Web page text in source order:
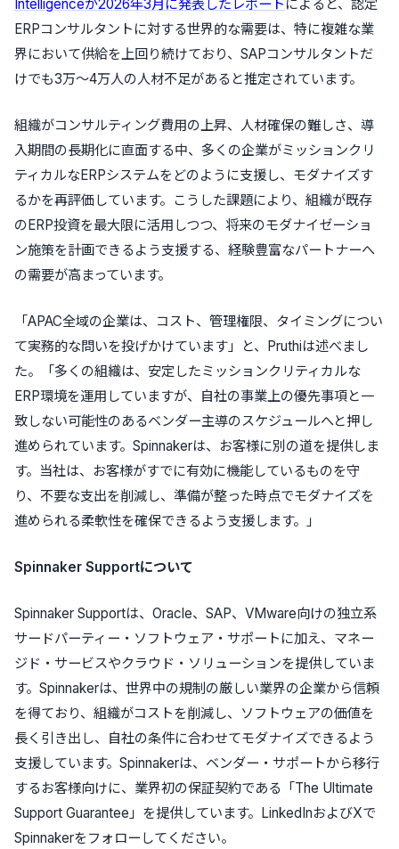
Intelligenceが2026年3月に発表したレポート によると、認定
ERPコンサルタントに対する世界的な需要は、特に複雑な業
界において供給を上回り続けており、SAPコンサルタントだ
けでも3万～4万人の人材不足があると推定されています。
組織がコンサルティング費用の上昇、人材確保の難しさ、導
入期間の長期化に直面する中、多くの企業がミッションクリ
ティカルなERPシステムをどのように支援し、モダナイズす
るかを再評価しています。こうした課題により、組織が既存
のERP投資を最大限に活用しつつ、将来のモダナイゼーショ
ン施策を計画できるよう支援する、経験豊富なパートナーへ
の需要が高まっています。
「APAC全域の企業は、コスト、管理権限、タイミングについ
て実務的な問いを投げかけています」と、Pruthiは述べまし
た。「多くの組織は、安定したミッションクリティカルな
ERP環境を運用していますが、自社の事業上の優先事項と一
致しない可能性のあるベンダー主導のスケジュールへと押し
進められています。Spinnakerは、お客様に別の道を提供しま
す。当社は、お客様がすでに有効に機能しているものを守
り、不要な支出を削減し、準備が整った時点でモダナイズを
進められる柔軟性を確保できるよう支援します。」
Spinnaker Supportについて
Spinnaker Supportは、Oracle、SAP、VMware向けの独立系
サードパーティー・ソフトウェア・サポートに加え、マネー
ジド・サービスやクラウド・ソリューションを提供していま
す。Spinnakerは、世界中の規制の厳しい業界の企業から信頼
を得ており、組織がコストを削減し、ソフトウェアの価値を
長く引き出し、自社の条件に合わせてモダナイズできるよう
支援しています。Spinnakerは、ベンダー・サポートから移行
するお客様向けに、業界初の保証契約である「The Ultimate
Support Guarantee」を提供しています。LinkedInおよびXで
Spinnakerをフォローしてください。